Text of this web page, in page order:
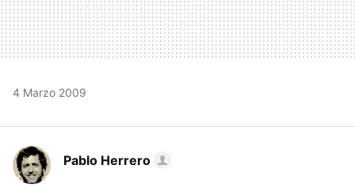
4 Marzo 2009
Pablo Herrero